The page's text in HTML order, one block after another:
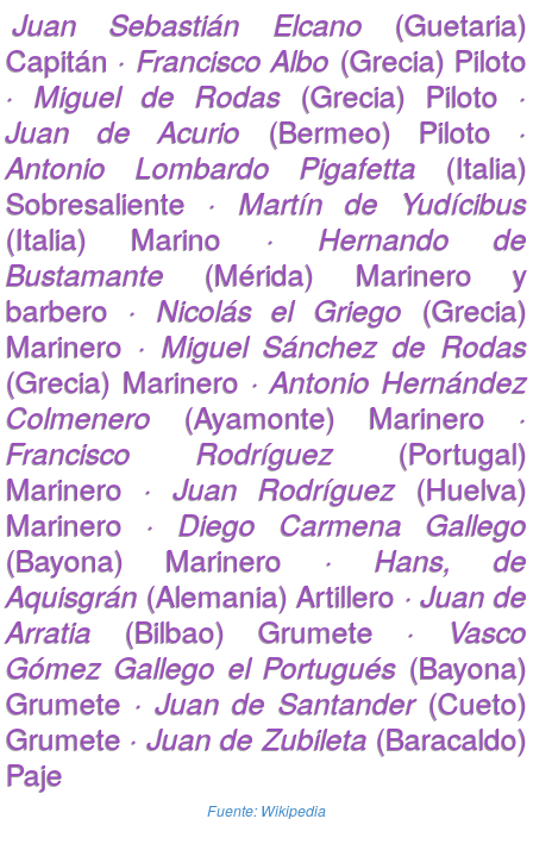
Juan Sebastián Elcano (Guetaria)
Capitán · Francisco Albo (Grecia) Piloto
· Miguel de Rodas (Grecia) Piloto ·
Juan de Acurio (Bermeo) Piloto ·
Antonio Lombardo Pigafetta (Italia)
Sobresaliente · Martín de Yudícibus
(Italia) Marino · Hernando de
Bustamante (Mérida) Marinero y
barbero · Nicolás el Griego (Grecia)
Marinero · Miguel Sánchez de Rodas
(Grecia) Marinero ·Antonio Hernández
Colmenero (Ayamonte) Marinero ·
Francisco Rodríguez(Portugal)
Marinero ·Juan Rodríguez(Huelva)
Marinero · Diego Carmena Gallego
(Bayona) Marinero · Hans, de
Aquisgrán (Alemania) Artillero ·Juan de
Arratia (Bilbao) Grumete · Vasco
Gómez Gallego el Portugués (Bayona)
Grumete ·Juan de Santander(Cueto)
Grumete ·Juan de Zubileta (Baracaldo)
Paje
Fuente: Wikipedia